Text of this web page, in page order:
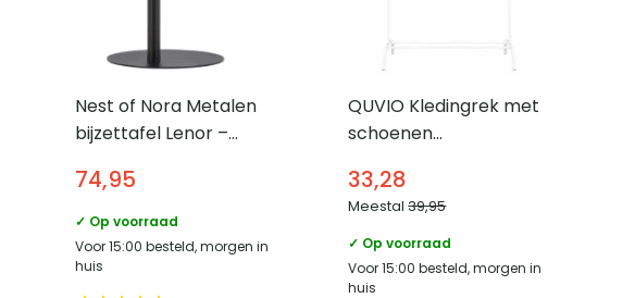
Nest of Nora Metalen
bijzettafel Lenor –
74,95
✓ Op voorraad
Voor 15:00 besteld, morgen in
huis
QUVIO Kledingrek met
schoenen
110 x 150 cm – Wit
33,28
Meestal39,95
✓ Op voorraad
Voor 15:00 besteld, morgen in
huis